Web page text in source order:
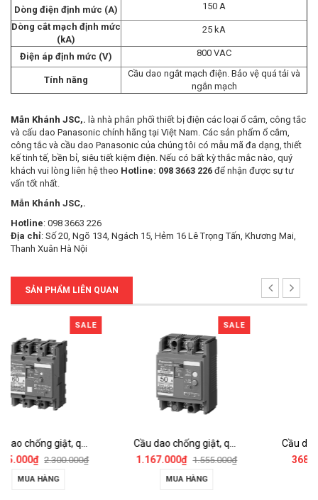
Dòng điện định mức (A)
150 A
Dòng cắt mạch định mức
(kA)
25 kA
Điện áp định mức (V) 800 VAC
Tính năng
Cầu dao ngắt mạch điện. Bảo vệ quá tải và
ngắn mạch
Mẫn Khánh JSC,. là nhà phân phối thiết bị điện các loại ổ cắm, công tắc
và cấu dao Panasonic chính hãng tại Việt Nam. Các sản phẩm ổ cắm,
công tắc và cầu dao Panasonic của chúng tôi có mẫu mã đa dạng, thiết
kế tinh tế, bền bỉ, siêu tiết kiệm điện. Nếu có bất kỳ thắc mắc nào, quý
khách vui lòng liên hệ theo Hotline: 098 3663 226 để nhận được sự tư
vấn tốt nhất.
Mẫn Khánh JSC,.
Hotline: 098 3663 226
Địa chỉ: Số 20, Ngõ 134, Ngách 15, Hẻm 16 Lê Trọng Tấn, Khương Mai,
Thanh Xuân Hà Nội
SẢN PHẨM LIÊN QUAN
Cầu dao chống giật, quá tải ELCB - BKW2503Y
1.167.000₫
1.555.000₫
Cầu dao chống dòng rò ELB 2P2E - BJS3032S1V
368.000₫